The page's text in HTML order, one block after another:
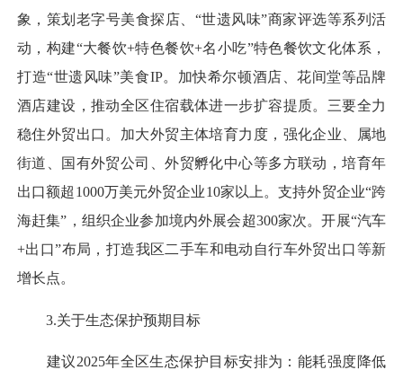
象，策划老字号美食探店、“世遗风味”商家评选等系列活
动，构建“大餐饮+特色餐饮+名小吃”特色餐饮文化体系，
打造“世遗风味”美食IP。加快希尔顿酒店、花间堂等品牌
酒店建设，推动全区住宿载体进一步扩容提质。三要全力
稳住外贸出口。加大外贸主体培育力度，强化企业、属地
街道、国有外贸公司、外贸孵化中心等多方联动，培育年
出口额超1000万美元外贸企业10家以上。支持外贸企业“跨
海赶集”，组织企业参加境内外展会超300家次。开展“汽车
+出口”布局，打造我区二手车和电动自行车外贸出口等新
增长点。
3.关于生态保护预期目标
建议2025年全区生态保护目标安排为：能耗强度降低